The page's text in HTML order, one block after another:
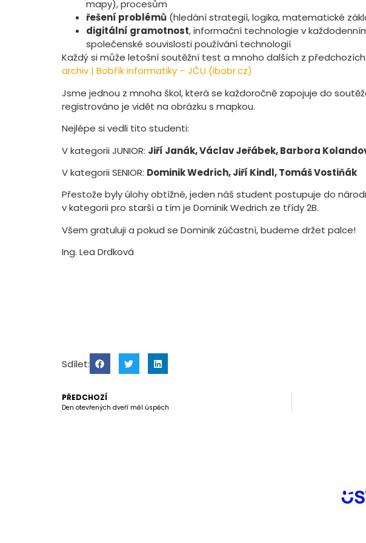
mapy), procesům
řešení problémů (hledání strategií, logika, matematické
digitální gramotnost, informační technologie v
společenské souvislosti používání technologií
Každý si může letošní soutěžní test a mnoho dalších z
archiv | Bobřík informatiky – JČU (ibobr.cz)
Jsme jednou z mnoha škol, která se každoročně zapojuje do
registrováno je vidět na obrázku s mapkou.
Nejlépe si vedli tito studenti:
V kategorii JUNIOR: Jiří Janák, Václav Jeřábek, Barbora
V kategorii SENIOR: Dominik Wedrich, Jiří Kindl, Tomáš Vostiňák
Přestože byly úlohy obtížné, jeden náš student postupuje do
v kategorii pro starší a tím je Dominik Wedrich ze třídy 2B.
Všem gratuluji a pokud se Dominik zúčastní, budeme držet palce!
Ing. Lea Drdková
Sdílet:
PŘEDCHOZÍ
Den otevřených dveří měl úspěch